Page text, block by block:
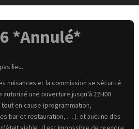
*Annulé*
lieu.
nuisances et la commission se sécurité
autorisé une ouverture jusqu’à 22H00
en cause (programmation,
bar et restauration, … ). et aucune des